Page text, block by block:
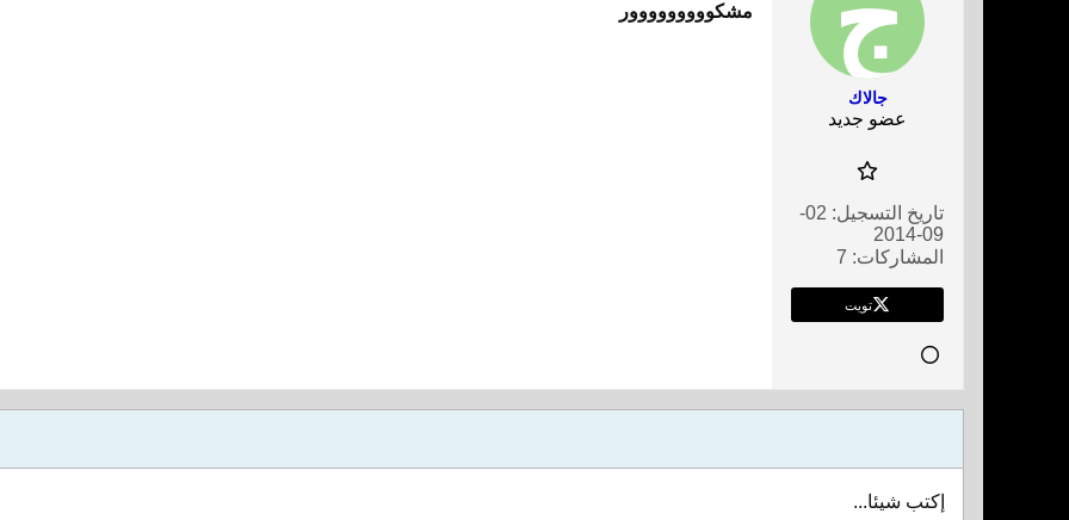
جالاك
عضو جديد
تاريخ التسجيل:
02-
09-2014
المشاركات: 7
تويت
مشكووووووووور
إكتب شيئا...